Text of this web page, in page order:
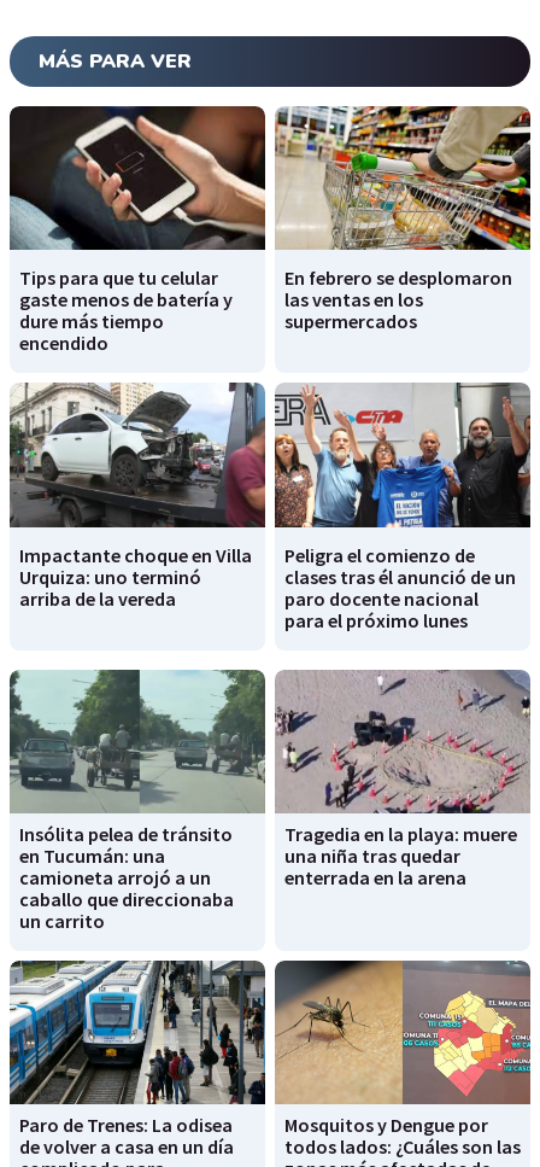
MÁS PARA VER
Tips para que tu celular
gaste menos de batería y
dure más tiempo
encendido
En febrero se desplomaron
las ventas en los
supermercados
Impactante choque en Villa
Urquiza: uno terminó
arriba de la vereda
Peligra el comienzo de
clases tras él anunció de un
paro docente nacional
para el próximo lunes
Insólita pelea de tránsito
en Tucumán: una
camioneta arrojó a un
caballo que direccionaba
un carrito
Tragedia en la playa: muere
una niña tras quedar
enterrada en la arena
Paro de Trenes: La odisea
de volver a casa en un día
Mosquitos y Dengue por
todos lados: ¿Cuáles son las